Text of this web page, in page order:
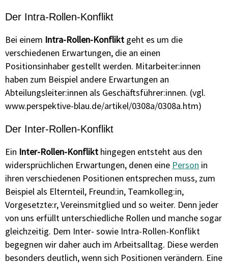
Der Intra-Rollen-Konflikt
Bei einem Intra-Rollen-Konflikt geht es um die
verschiedenen Erwartungen, die an einen
Positionsinhaber gestellt werden. Mitarbeiter:innen
haben zum Beispiel andere Erwartungen an
Abteilungsleiter:innen als Geschäftsführer:innen. (vgl.
www.perspektive-blau.de/artikel/0308a/0308a.htm)
Der Inter-Rollen-Konflikt
Ein Inter-Rollen-Konflikt hingegen entsteht aus den
widersprüchlichen Erwartungen, denen eine Person in
ihren verschiedenen Positionen entsprechen muss, zum
Beispiel als Elternteil, Freund:in, Teamkolleg:in,
Vorgesetzte:r, Vereinsmitglied und so weiter. Denn jeder
von uns erfüllt unterschiedliche Rollen und manche sogar
gleichzeitig. Dem Inter- sowie Intra-Rollen-Konflikt
begegnen wir daher auch im Arbeitsalltag. Diese werden
besonders deutlich, wenn sich Positionen verändern. Eine